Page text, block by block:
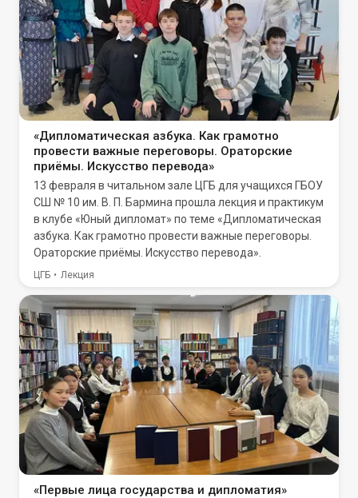
«Дипломатическая азбука. Как грамотно
провести важные переговоры. Ораторские
приёмы. Искусство перевода»
13 февраля в читальном зале ЦГБ для учащихся ГБОУ
СШ № 10 им. В. П. Бармина прошла лекция и практикум
в клубе «Юный дипломат» по теме «Дипломатическая
азбука. Как грамотно провести важные переговоры.
Ораторские приёмы. Искусство перевода».
ЦГБ Лекция
«Первые лица государства и дипломатия»